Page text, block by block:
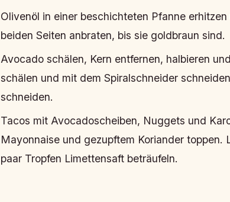
Olivenöl in einer beschichteten Pfanne
beiden Seiten anbraten, bis sie goldbraun sind.
Avocado schälen, Kern entfernen, halbieren
schälen und mit dem Spiralschneider
schneiden.
Tacos mit Avocadoscheiben, Nuggets und
Mayonnaise und gezupftem Koriander toppen.
paar Tropfen Limettensaft beträufeln.